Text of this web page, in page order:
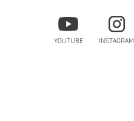
YOUTUBE INSTAGRAM